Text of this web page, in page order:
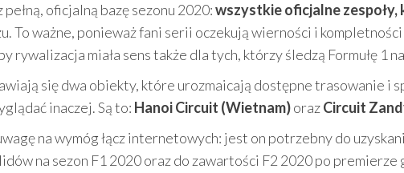
oficjalną bazę sezonu 2020:wszystkie oficjalne
To ważne, ponieważ fani serii oczekują wierności i
rywalizacja miała sens także dla tych, którzy śledzą Formułę 1
się dwa obiekty, które urozmaicają dostępne trasowanie i
inaczej. Są to: Hanoi Circuit (Wietnam)orazCircuit
na wymóg łącz internetowych: jest on potrzebny do
na sezon F1 2020 oraz do zawartości F2 2020 po premierze